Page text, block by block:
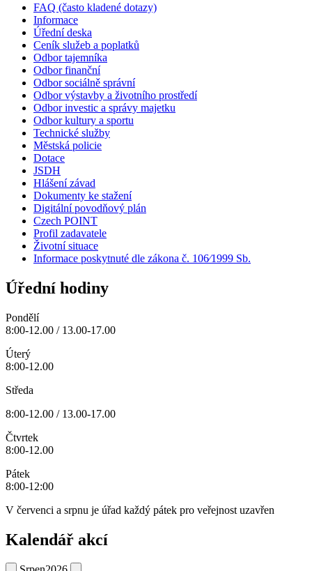
FAQ (často kladené dotazy)
Informace
Úřední deska
Ceník služeb a poplatků
Odbor tajemníka
Odbor finanční
Odbor sociálně správní
Odbor výstavby a životního prostředí
Odbor investic a správy majetku
Odbor kultury a sportu
Technické služby
Městská policie
Dotace
JSDH
Hlášení závad
Dokumenty ke stažení
Digitální povodňový plán
Czech POINT
Profil zadavatele
Životní situace
Informace poskytnuté dle zákona č. 106⁄1999 Sb.
Úřední hodiny
Pondělí
8:00-12.00 / 13.00-17.00
Úterý
8:00-12.00
Středa
8:00-12.00 / 13.00-17.00
Čtvrtek
8:00-12.00
Pátek
8:00-12:00
V červenci a srpnu je úřad každý pátek pro veřejnost uzavřen
Kalendář akcí